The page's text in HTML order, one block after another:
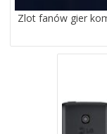
Zlot fanów gier